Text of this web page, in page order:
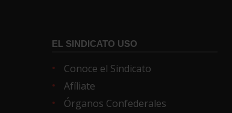
EL SINDICATO USO
Conoce el Sindicato
Afíliate
Órganos Confederales